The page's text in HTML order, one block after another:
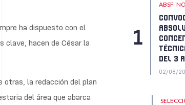
ha dispuesto con el
clave, hacen de César la
otras, la redacción del plan
del área que abarca
ABSF
DEL 3
02/08/